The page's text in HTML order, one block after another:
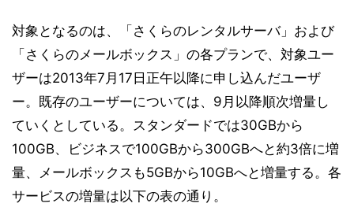
対象となるのは、「さくらのレンタルサーバ」および
「さくらのメールボックス」の各プランで、対象ユー
ザーは2013年7月17日正午以降に申し込んだユーザ
ー。既存のユーザーについては、9月以降順次増量し
ていくとしている。スタンダードでは30GBから
100GB、ビジネスで100GBから300GBへと約3倍に増
量、メールボックスも5GBから10GBへと増量する。各
サービスの増量は以下の表の通り。